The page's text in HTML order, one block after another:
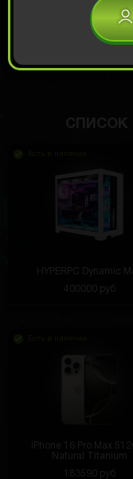
ОТКРЫТЬ
СПИСОК
HYPERPC Dynamic
400000 руб
iPhone 16 Pro Max
Natural Titanium
183590 руб